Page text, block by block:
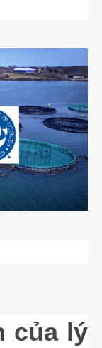
của lý